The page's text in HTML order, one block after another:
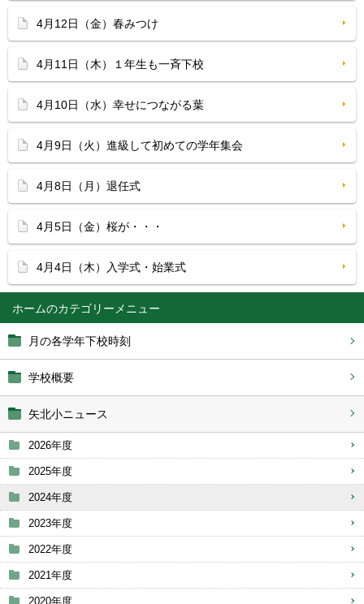
ホーム
月の各学年下校時刻
学校概要
矢北小ニュース
2026年度
2025年度
2024年度
2023年度
2022年度
2021年度
2020年度
4月12日（金）春みつけ
4月11日（木）１年生も一斉下校
4月10日（水）幸せにつながる葉
4月9日（火）進級して初めての学年集会
4月8日（月）退任式
4月5日（金）桜が・・・
4月4日（木）入学式・始業式